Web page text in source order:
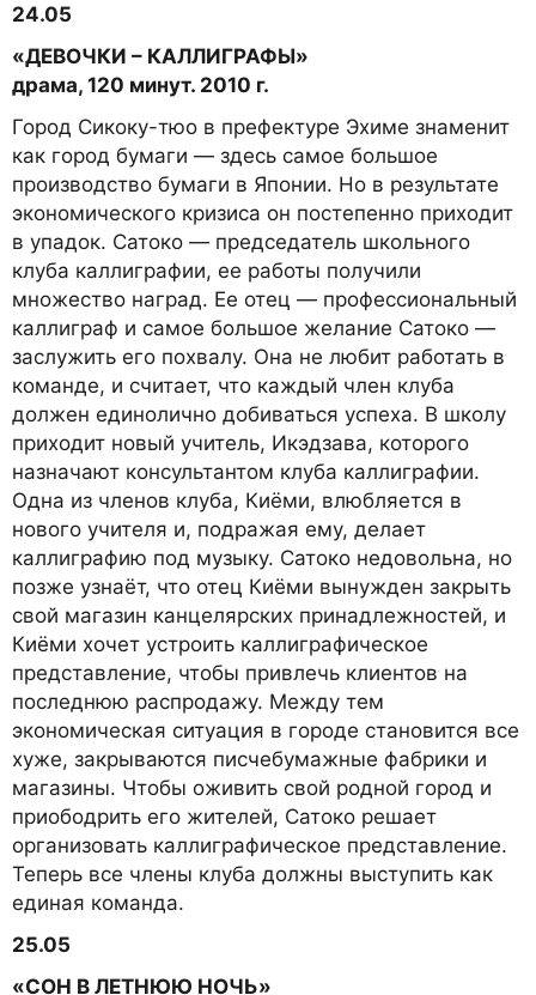
24.05
«ДЕВОЧКИ – КАЛЛИГРАФЫ»
драма, 120 минут. 2010 г.
Город Сикоку-тюо в префектуре Эхиме знаменит
как город бумаги — здесь самое большое
производство бумаги в Японии. Но в результате
экономического кризиса он постепенно приходит
в упадок. Сатоко — председатель школьного
клуба каллиграфии, ее работы получили
множество наград. Ее отец — профессиональный
каллиграф и самое большое желание Сатоко —
заслужить его похвалу. Она не любит работать в
команде, и считает, что каждый член клуба
должен единолично добиваться успеха. В школу
приходит новый учитель, Икэдзава, которого
назначают консультантом клуба каллиграфии.
Одна из членов клуба, Киёми, влюбляется в
нового учителя и, подражая ему, делает
каллиграфию под музыку. Сатоко недовольна, но
позже узнаёт, что отец Киёми вынужден закрыть
свой магазин канцелярских принадлежностей, и
Киёми хочет устроить каллиграфическое
представление, чтобы привлечь клиентов на
последнюю распродажу. Между тем
экономическая ситуация в городе становится все
хуже, закрываются писчебумажные фабрики и
магазины. Чтобы оживить свой родной город и
приободрить его жителей, Сатоко решает
организовать каллиграфическое представление.
Теперь все члены клуба должны выступить как
единая команда.
25.05
«СОН В ЛЕТНЮЮ НОЧЬ»